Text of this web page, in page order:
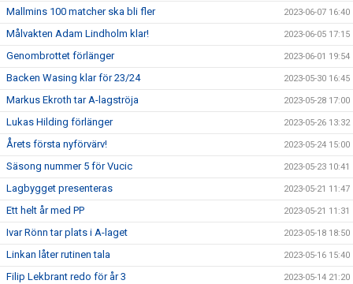
Mallmins 100 matcher ska bli fler 2023-06-07 16:40
Målvakten Adam Lindholm klar! 2023-06-05 17:15
Genombrottet förlänger 2023-06-01 19:54
Backen Wasing klar för 23/24 2023-05-30 16:45
Markus Ekroth tar A-lagströja 2023-05-28 17:00
Lukas Hilding förlänger 2023-05-26 13:32
Årets första nyförvärv! 2023-05-24 15:00
Säsong nummer 5 för Vucic 2023-05-23 10:41
Lagbygget presenteras 2023-05-21 11:47
Ett helt år med PP 2023-05-21 11:31
Ivar Rönn tar plats i A-laget 2023-05-18 18:50
Linkan låter rutinen tala 2023-05-16 15:40
Filip Lekbrant redo för år 3 2023-05-14 21:20